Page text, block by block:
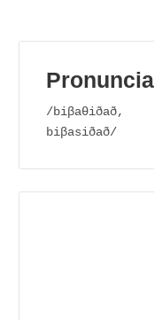
/biβaθiðað,
biβasiðað/